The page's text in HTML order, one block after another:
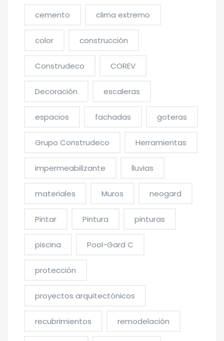
cemento clima extremo
color construcción
Construdeco COREV
Decoración escaleras
espacios fachadas goteras
Grupo Construdeco Herramientas
impermeabilizante lluvias
materiales Muros neogard
Pintar Pintura pinturas
piscina Pool-Gard C
protección
proyectos arquitectónicos
recubrimientos remodelación